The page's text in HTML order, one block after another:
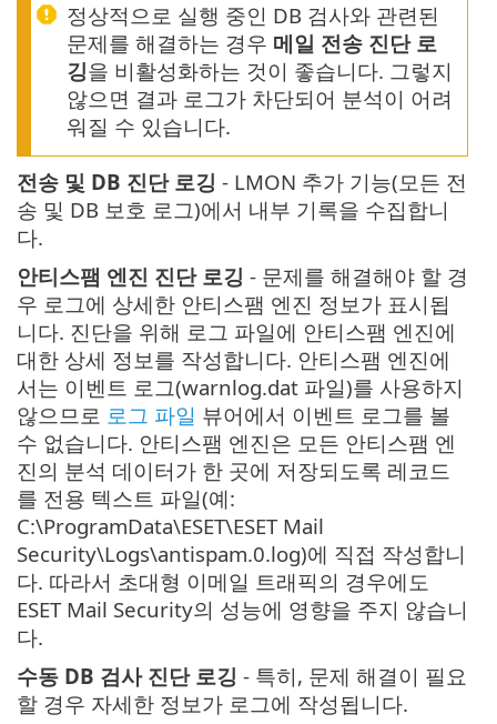
정상적으로 실행 중인 DB 검사와 관련된
문제를 해결하는 경우 메일 전송 진단 로
깅을 비활성화하는 것이 좋습니다. 그렇지
않으면 결과 로그가 차단되어 분석이 어려
워질 수 있습니다.
전송 및 DB 진단 로깅 - LMON 추가 기능(모든 전
송 및 DB 보호 로그)에서 내부 기록을 수집합니
다.
안티스팸 엔진 진단 로깅 - 문제를 해결해야 할 경
우 로그에 상세한 안티스팸 엔진 정보가 표시됩
니다. 진단을 위해 로그 파일에 안티스팸 엔진에
대한 상세 정보를 작성합니다. 안티스팸 엔진에
서는 이벤트 로그(warnlog.dat 파일)를 사용하지
않으므로 로그 파일 뷰어에서 이벤트 로그를 볼
수 없습니다. 안티스팸 엔진은 모든 안티스팸 엔
진의 분석 데이터가 한 곳에 저장되도록 레코드
를 전용 텍스트 파일(예:
C:\ProgramData\ESET\ESET Mail
Security\Logs\antispam.0.log)에 직접 작성합니
다. 따라서 초대형 이메일 트래픽의 경우에도
ESET Mail Security의 성능에 영향을 주지 않습니
다.
수동 DB 검사 진단 로깅 - 특히, 문제 해결이 필요
할 경우 자세한 정보가 로그에 작성됩니다.